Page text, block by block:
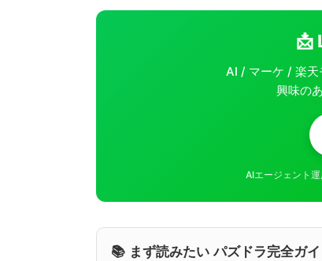
📩
AI / マーケ / 楽
興味の
AIエージェント
📚 まず読みたい パズドラ完全ガ